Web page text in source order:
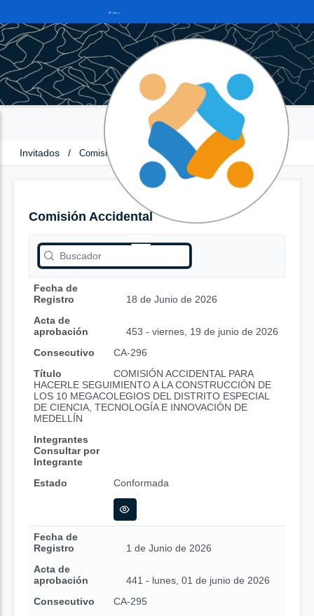
Invitados / Comisión Accidental
Comisión Accidental
Fecha de
Registro
18 de Junio de 2026
Acta de
aprobación
453 - viernes, 19 de junio de 2026
Consecutivo
CA-296
Título
COMISIÓN ACCIDENTAL PARA
HACERLE SEGUIMIENTO A LA CONSTRUCCIÓN DE
LOS 10 MEGACOLEGIOS DEL DISTRITO ESPECIAL
DE CIENCIA, TECNOLOGÍA E INNOVACIÓN DE
MEDELLÍN
Integrantes
Consultar por
Integrante
Estado
Conformada
Fecha de
Registro
1 de Junio de 2026
Acta de
aprobación
441 - lunes, 01 de junio de 2026
Consecutivo
CA-295